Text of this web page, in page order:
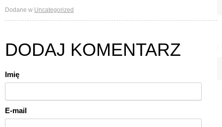
Dodane w Uncategorized
DODAJ KOMENTARZ
Imię
E-mail